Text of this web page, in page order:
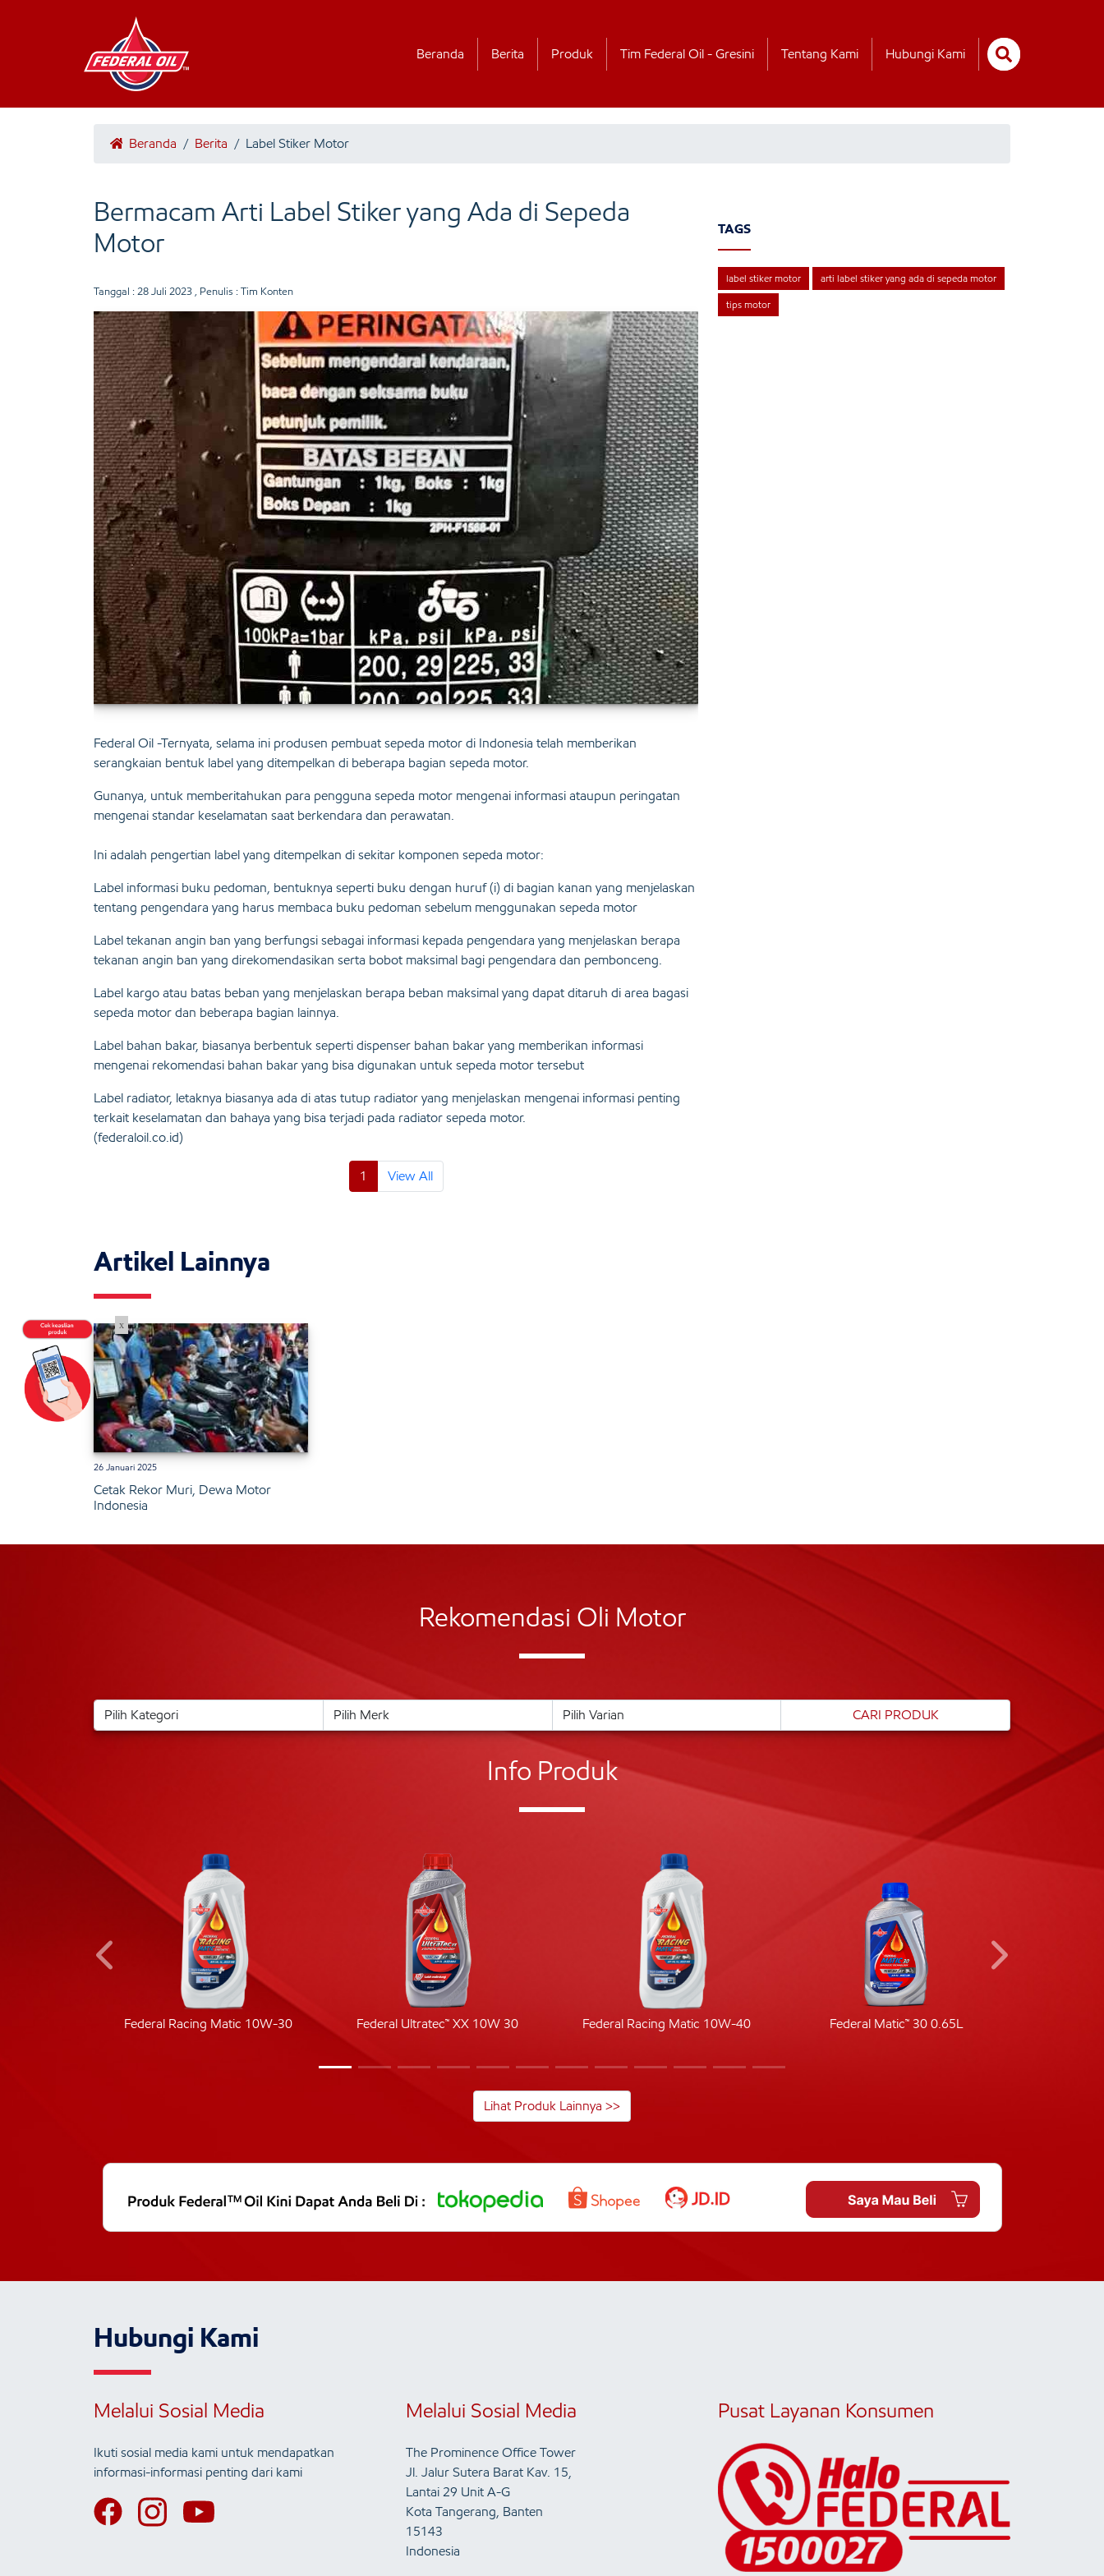
Beranda Berita Produk Tim Federal Oil - Gresini Tentang Kami Hubungi Kami
Beranda / Berita / Label Stiker Motor
Bermacam Arti Label Stiker yang Ada di Sepeda
Motor
Tanggal : 28 Juli 2023 , Penulis : Tim Konten
Federal Oil -Ternyata, selama ini produsen pembuat sepeda motor di Indonesia telah memberikan
serangkaian bentuk label yang ditempelkan di beberapa bagian sepeda motor.
Gunanya, untuk memberitahukan para pengguna sepeda motor mengenai informasi ataupun peringatan
mengenai standar keselamatan saat berkendara dan perawatan.
Ini adalah pengertian label yang ditempelkan di sekitar komponen sepeda motor:
Label informasi buku pedoman, bentuknya seperti buku dengan huruf (i) di bagian kanan yang menjelaskan
tentang pengendara yang harus membaca buku pedoman sebelum menggunakan sepeda motor
Label tekanan angin ban yang berfungsi sebagai informasi kepada pengendara yang menjelaskan berapa
tekanan angin ban yang direkomendasikan serta bobot maksimal bagi pengendara dan pembonceng.
Label kargo atau batas beban yang menjelaskan berapa beban maksimal yang dapat ditaruh di area bagasi
sepeda motor dan beberapa bagian lainnya.
Label bahan bakar, biasanya berbentuk seperti dispenser bahan bakar yang memberikan informasi
mengenai rekomendasi bahan bakar yang bisa digunakan untuk sepeda motor tersebut
Label radiator, letaknya biasanya ada di atas tutup radiator yang menjelaskan mengenai informasi penting
terkait keselamatan dan bahaya yang bisa terjadi pada radiator sepeda motor.
(federaloil.co.id)
1 View All
TAGS
label stiker motor arti label stiker yang ada di sepeda motor
tips motor
Artikel Lainnya
26 Januari 2025
Cetak Rekor Muri, Dewa Motor
Indonesia
Rekomendasi Oli Motor
Info Produk
Federal Racing Matic 10W-30 Federal Ultratec™ XX 10W 30 Federal Racing Matic 10W-40 Federal Matic™ 30 0.65L
Lihat Produk Lainnya >>
Hubungi Kami
Melalui Sosial Media
Ikuti sosial media kami untuk mendapatkan
informasi-informasi penting dari kami
Melalui Sosial Media
The Prominence Office Tower
Jl. Jalur Sutera Barat Kav. 15,
Lantai 29 Unit A-G
Kota Tangerang, Banten
15143
Indonesia
Pusat Layanan Konsumen
x